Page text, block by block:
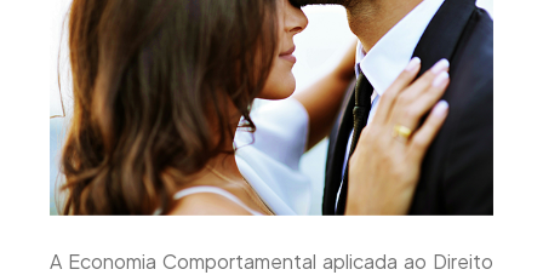
A Economia Comportamental aplicada ao Direito